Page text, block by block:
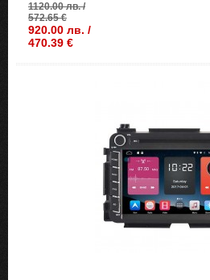
1120.00 лв. /
572.65 €
920.00 лв. /
470.39 €